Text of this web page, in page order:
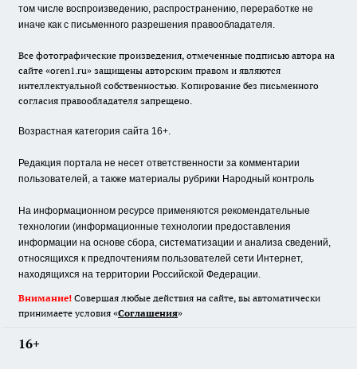
том числе воспроизведению, распространению, переработке не
иначе как с письменного разрешения правообладателя.
Все фотографические произведения, отмеченные подписью автора на
сайте «oren1.ru» защищены авторским правом и являются
интеллектуальной собственностью. Копирование без письменного
согласия правообладателя запрещено.
Возрастная категория сайта 16+.
Редакция портала не несет ответственности за комментарии
пользователей, а также материалы рубрики Народный контроль
На информационном ресурсе применяются рекомендательные
технологии (информационные технологии предоставления
информации на основе сбора, систематизации и анализа сведений,
относящихся к предпочтениям пользователей сети Интернет,
находящихся на территории Российской Федерации.
Внимание! Совершая любые действия на сайте, вы автоматически
принимаете условия «Cоглашения»
16+